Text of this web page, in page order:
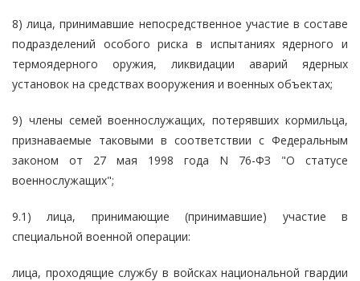
8) лица, принимавшие непосредственное участие в составе
подразделений особого риска в испытаниях ядерного и
термоядерного оружия, ликвидации аварий ядерных
установок на средствах вооружения и военных объектах;
9) члены семей военнослужащих, потерявших кормильца,
признаваемые таковыми в соответствии с Федеральным
законом от 27 мая 1998 года N 76-ФЗ "О статусе
военнослужащих";
9.1) лица, принимающие (принимавшие) участие в
специальной военной операции:
лица, проходящие службу в войсках национальной гвардии